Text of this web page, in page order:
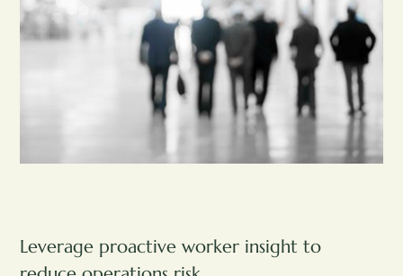
Leverage proactive worker insight to